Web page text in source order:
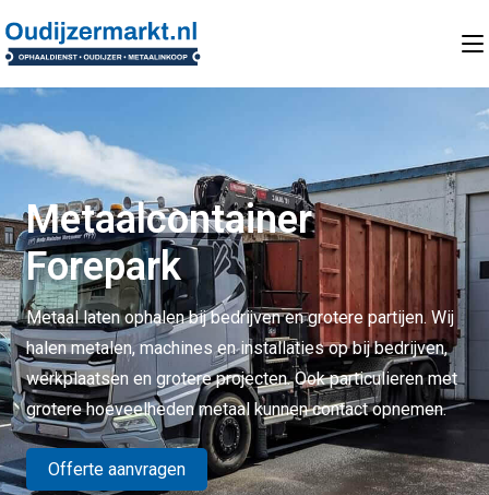
Metaalcontainer
Forepark
Metaal laten ophalen bij bedrijven en grotere partijen. Wij
halen metalen, machines en installaties op bij bedrijven,
werkplaatsen en grotere projecten. Ook particulieren met
grotere hoeveelheden metaal kunnen contact opnemen.
Offerte aanvragen